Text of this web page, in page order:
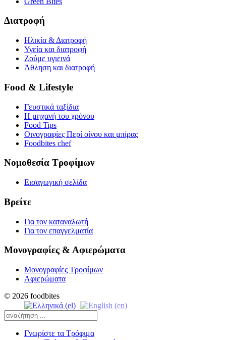
Διατροφή
Ηλικία & Διατροφή
Υγεία και διατροφή
Ζούμε υγιεινά
Άθληση και διατροφή
Food & Lifestyle
Γευστικά ταξίδια
Η μηχανή του χρόνου
Food Tips
Οινογραφίες Περί οίνου και μπίρας
Foodbites chef
Νομοθεσία Τροφίμων
Εισαγωγική σελίδα
Βρείτε
Για τον καταναλωτή
Για τον επαγγελματία
Μονογραφίες & Αφιερώματα
Μονογραφίες Τροφίμων
Αφιερώματα
© 2026 foodbites
Γνωρίστε τα Τρόφιμα